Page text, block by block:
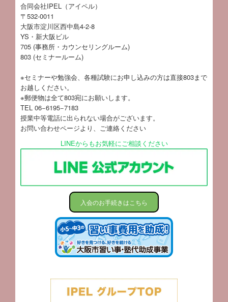
合同会社IPEL（アイペル）
〒532-0011
大阪市淀川区西中島4-2-8
YS・新大阪ビル
705 (事務所・カウンセリングルーム)
803 (セミナールーム)
※セミナーや勉強会、各種試験にお申し込みの方は直接803まで
お越しください。
※郵便物は全て803宛にお願いします。
TEL 06−6195−7183
授業中等電話に出られない場合がございます。
お問い合わせページより、ご連絡ください
LINEからもお気軽にご相談ください
入会のお手続きはこちら